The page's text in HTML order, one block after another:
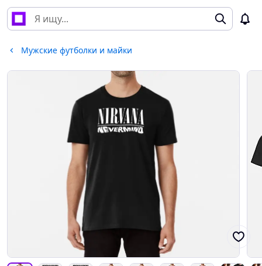
Мужские футболки и майки